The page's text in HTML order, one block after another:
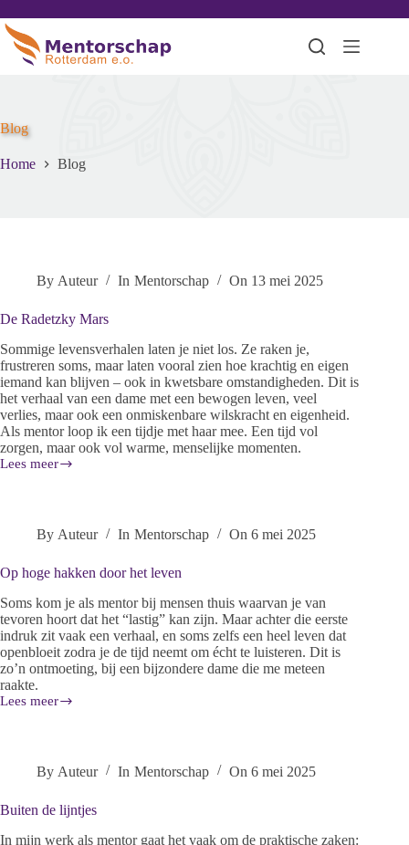
Blog
Home Blog
By Auteur In Mentorschap On 13 mei 2025
De Radetzky Mars
Sommige levensverhalen laten je niet los. Ze raken je,
frustreren soms, maar laten vooral zien hoe krachtig en eigen
iemand kan blijven – ook in kwetsbare omstandigheden. Dit is
het verhaal van een dame met een bewogen leven, veel
verlies, maar ook een onmiskenbare wilskracht en eigenheid.
Als mentor loop ik een tijdje met haar mee. Een tijd vol
zorgen, maar ook vol warme, menselijke momenten.
Lees meer
By Auteur In Mentorschap On 6 mei 2025
Op hoge hakken door het leven
Soms kom je als mentor bij mensen thuis waarvan je van
tevoren hoort dat het “lastig” kan zijn. Maar achter die eerste
indruk zit vaak een verhaal, en soms zelfs een heel leven dat
openbloeit zodra je de tijd neemt om écht te luisteren. Dit is
zo’n ontmoeting, bij een bijzondere dame die me meteen
raakte.
Lees meer
By Auteur In Mentorschap On 6 mei 2025
Buiten de lijntjes
In mijn werk als mentor gaat het vaak om de praktische zaken: